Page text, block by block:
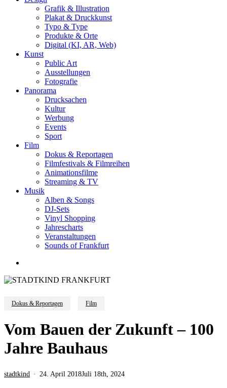
Grafik & Illustration
Plakat & Druckkunst
Typo & Type
Produkte & Orte
Digital (KI, AR, Web)
Kunst
Public Art
Ausstellungen
Fotografie
Panorama
Drucksachen
Kultur
Werbung
Events
Sport
Film
Dokus & Reportagen
Filmfestivals & Filmreihen
Animationsfilme
Streaming & TV
Musik
Alben & Songs
DJ-Sets
Vinyl Shopping
Jahrescharts
Veranstaltungen
Sounds of Frankfurt
Dokus & Reportagen Film
Vom Bauen der Zukunft – 100
Jahre Bauhaus
stadtkind 24. April 2018Juli 18th, 2024